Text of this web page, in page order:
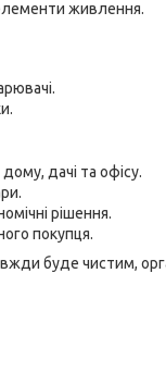
живлення.
дачі та офісу.
рішення.
покупця.
буде чистим,